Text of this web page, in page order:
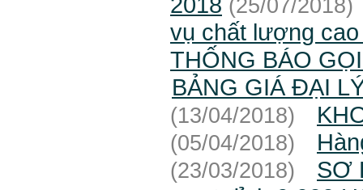
(25/07/2018)
vụ chất lượng
THỐNG BÁO
BẢNG GIÁ ĐẠI
(13/04/2018)
(05/04/2018)
(23/03/2018)
SƠ